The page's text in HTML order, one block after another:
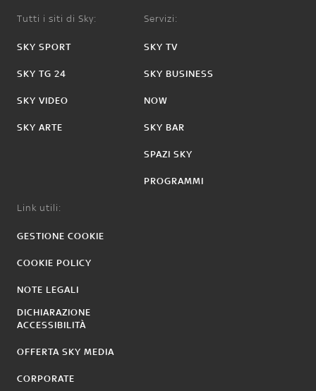
Tutti i siti di Sky:
SKY SPORT
SKY TG 24
SKY VIDEO
SKY ARTE
Servizi:
SKY TV
SKY BUSINESS
NOW
SKY BAR
SPAZI SKY
PROGRAMMI
Link utili:
GESTIONE COOKIE
COOKIE POLICY
NOTE LEGALI
DICHIARAZIONE
ACCESSIBILITÀ
OFFERTA SKY MEDIA
CORPORATE